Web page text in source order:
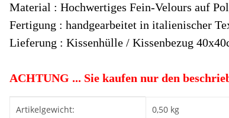
Material : Hochwertiges Fein-Velours auf
Fertigung : handgearbeitet in italienischer
Lieferung : Kissenhülle / Kissenbezug
ACHTUNG ... Sie kaufen nur den
Artikelgewicht: 0,50 kg